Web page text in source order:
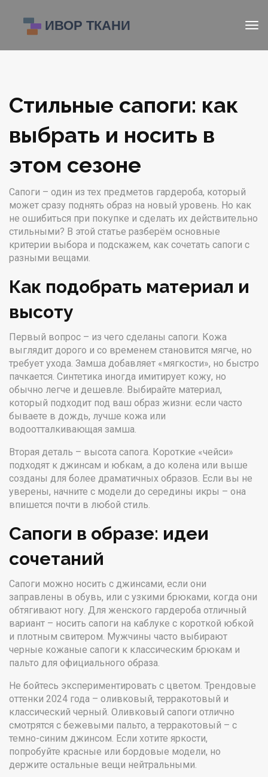
Стильные сапоги: как
выбрать и носить в
этом сезоне
Сапоги – один из тех предметов гардероба, который
может сразу поднять образ на новый уровень. Но как
не ошибиться при покупке и сделать их действительно
стильными? В этой статье разберём основные
критерии выбора и подскажем, как сочетать сапоги с
разными вещами.
Как подобрать материал и
высоту
Первый вопрос – из чего сделаны сапоги. Кожа
выглядит дорого и со временем становится мягче, но
требует ухода. Замша добавляет «мягкости», но быстро
пачкается. Синтетика иногда имитирует кожу, но
обычно легче и дешевле. Выбирайте материал,
который подходит под ваш образ жизни: если часто
бываете в дождь, лучше кожа или
водоотталкивающая замша.
Вторая деталь – высота сапога. Короткие «чейси»
подходят к джинсам и юбкам, а до колена или выше
созданы для более драматичных образов. Если вы не
уверены, начните с модели до середины икры – она
впишется почти в любой стиль.
Сапоги в образе: идеи
сочетаний
Сапоги можно носить с джинсами, если они
заправлены в обувь, или с узкими брюками, когда они
обтягивают ногу. Для женского гардероба отличный
вариант – носить сапоги на каблуке с короткой юбкой
и плотным свитером. Мужчины часто выбирают
черные кожаные сапоги к классическим брюкам и
пальто для официального образа.
Не бойтесь экспериментировать с цветом. Трендовые
оттенки 2024 года – оливковый, терракотовый и
классический черный. Оливковый сапоги отлично
смотрятся с бежевыми пальто, а терракотовый – с
темно-синим джинсом. Если хотите яркости,
попробуйте красные или бордовые модели, но
держите остальные вещи нейтральными.